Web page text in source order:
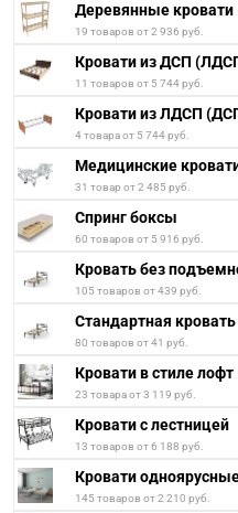
Деревянные кровати
19 товаров от 2 936 руб.
Кровати из ДСП
11 товаров от 5 744 руб.
Кровати из ЛДСП
4 товара от 5 744 руб.
Медицинские
31 товар от 2 485 руб.
Спринг боксы
60 товаров от 5 916 руб.
Кровать без
105 товаров от 439 руб.
Стандартная кровать
80 товаров от 41 руб.
Кровати в стиле лофт
23 товара от 3 119 руб.
Кровати с лестницей
13 товаров от 6 188 руб.
Кровати
145 товаров от 2 210 руб.